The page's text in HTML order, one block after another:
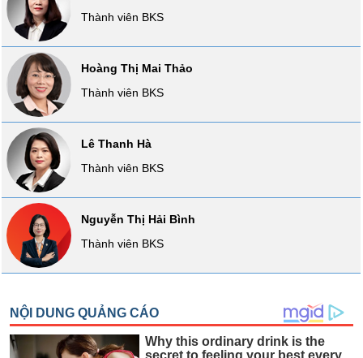
Thành viên BKS
Hoàng Thị Mai Thảo
Thành viên BKS
Lê Thanh Hà
Thành viên BKS
Nguyễn Thị Hải Bình
Thành viên BKS
VỤ
TRUYỀN
THÔNG
TIỆN
ÍCH
BẤT
ĐỘNG
SẢN
chứng
khoán
(-)